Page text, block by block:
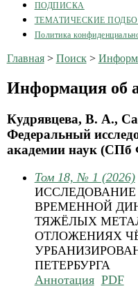
ПОДПИСКА
ТЕМАТИЧЕСКИЕ
Политика
Главная> Поиск>
Информация об
Кудрявцева, В. А.,
Федеральный
академии наук
Том 18, № 1 (2026)
ВРЕМЕННОЙ
ТЯЖЁЛЫХ
ОТЛОЖЕНИЯХ
ПЕТЕРБУРГА
Аннотация PDF